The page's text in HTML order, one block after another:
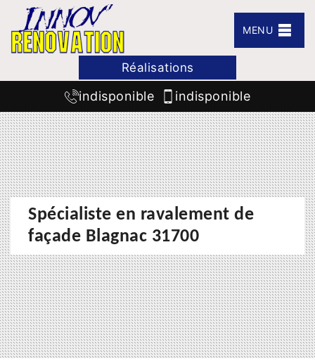
MENU
Réalisations
indisponible indisponible
Spécialiste en ravalement de
façade Blagnac 31700